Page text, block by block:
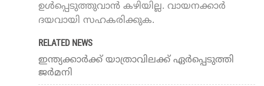
ഉൾപ്പെടുത്തുവാൻ കഴിയില്ല. വായനക്കാർ
ദയവായി സഹകരിക്കുക.
RELATED NEWS
ഇന്ത്യക്കാര്‍ക്ക് യാത്രാവിലക്ക് ഏര്‍പ്പെടുത്തി
ജര്‍മനി